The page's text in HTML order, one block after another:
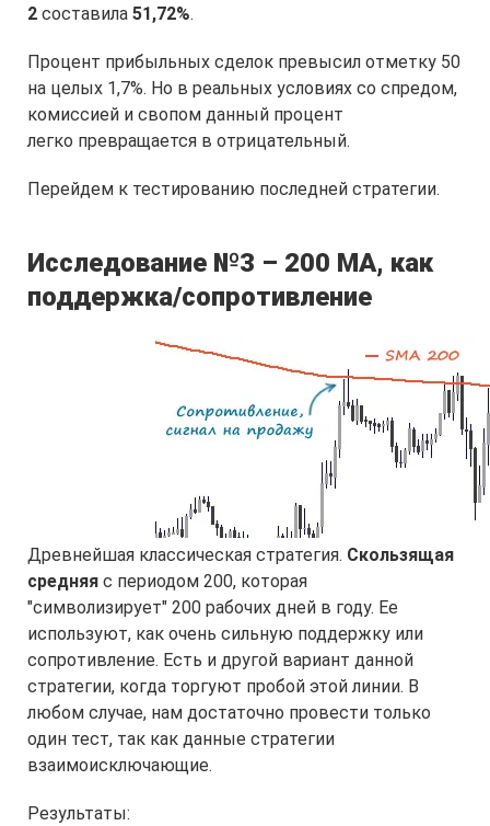
2 составила 51,72%.
Процент прибыльных сделок превысил отметку 50
на целых 1,7%. Но в реальных условиях со спредом,
комиссией и свопом данный процент
легко превращается в отрицательный.
Перейдем к тестированию последней стратегии.
Исследование №3 – 200 МА, как
поддержка/сопротивление
Древнейшая классическая стратегия. Скользящая
средняя с периодом 200, которая
"символизирует" 200 рабочих дней в году. Ее
используют, как очень сильную поддержку или
сопротивление. Есть и другой вариант данной
стратегии, когда торгуют пробой этой линии. В
любом случае, нам достаточно провести только
один тест, так как данные стратегии
взаимоисключающие.
Результаты: